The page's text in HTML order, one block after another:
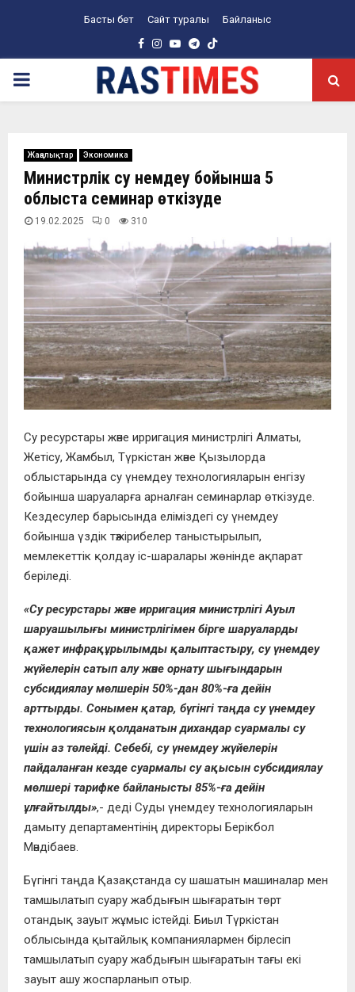
Басты бет Сайт туралы Байланыс
Facebook
Instagram
YoutubeTelegram
PRIMARY
Жаңалықтар Экономика
Министрлік су үнемдеу бойынша 5
облыста семинар өткізуде
19.02.2025 0 310
Су ресурстары және ирригация министрлігі Алматы,
Жетісу, Жамбыл, Түркістан және Қызылорда
облыстарында су үнемдеу технологияларын енгізу
бойынша шаруаларға арналған семинарлар өткізуде.
Кездесулер барысында еліміздегі су үнемдеу
бойынша үздік тәжірибелер таныстырылып,
мемлекеттік қолдау іс-шаралары жөнінде ақпарат
беріледі.
«Су ресурстары және ирригация министрлігі Ауыл
шаруашылығы министрлігімен бірге шаруаларды
қажет инфрақұрылымды қалыптастыру, су үнемдеу
жүйелерін сатып алу және орнату шығындарын
субсидиялау мөлшерін 50%-дан 80%-ға дейін
арттырды. Сонымен қатар, бүгінгі таңда су үнемдеу
технологиясын қолданатын дихандар суармалы су
үшін аз төлейді. Себебі, су үнемдеу жүйелерін
пайдаланған кезде суармалы су ақысын субсидиялау
мөлшері тарифке байланысты 85%-ға дейін
ұлғайтылды»,- деді Суды үнемдеу технологияларын
дамыту департаментінің директоры Берікбол
Мәндібаев.
Бүгінгі таңда Қазақстанда су шашатын машиналар мен
тамшылатып суару жабдығын шығаратын төрт
отандық зауыт жұмыс істейді. Биыл Түркістан
облысында қытайлық компаниялармен бірлесіп
тамшылатып суару жабдығын шығаратын тағы екі
зауыт ашу жоспарланып отыр.